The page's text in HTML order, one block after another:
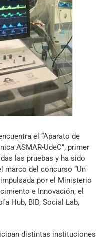
el “Aparato de
ASMAR-UdeC”, primer
las pruebas y ha sido
marco del concurso “Un
por el Ministerio
e Innovación, el
Hub, BID, Social Lab,
distintas instituciones